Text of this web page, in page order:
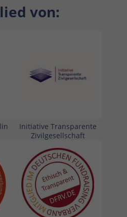
von:
Initiative Transparente
Zivilgesellschaft